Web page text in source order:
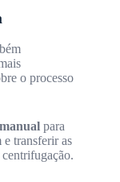
o processo
para
e transferir as